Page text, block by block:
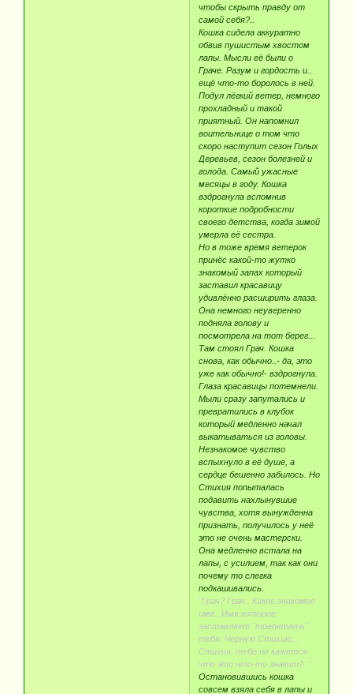
чтобы скрыть правду от
самой себя?..
Кошка сидела аккуратно
обвив пушистым хвостом
лапы. Мысли её были о
Граче. Разум и гордость и..
ещё что-то боролось в ней.
Подул лёгкий ветер, немного
прохладный и такой
приятный. Он напомнил
воительнице о том что
скоро наступит сезон Голых
Деревьев, сезон болезней и
голода. Самый ужасные
месяцы в году. Кошка
вздрогнула вспомнив
короткие подробности
своего детства, когда зимой
умерла её сестра.
Но в тоже время ветерок
принёс какой-то жутко
знакомый запах который
заставил красавицу
удивлённо расширить глаза.
Она немного неуверенно
подняла голову и
посмотрела на тот берег...
Там стоял Грач. Кошка
снова, как обычно..- да, это
уже как обычно!- вздрогнула.
Глаза красавицы потемнели.
Мыли сразу запутались и
превратились в клубок
который медленно начал
выкатываться из головы.
Незнакомое чувство
вспыхнуло в её душе, а
сердце бешенно забилось. Но
Стихия попыталась
подавить нахлынувшие
чувства, хотя вынужденна
признать, получилось у неё
это не очень мастерски.
Она медленно встала на
лапы, с усилием, так как они
почему то слегка
подкашивались.
"Грач? Грач.. Какое знакомое
имя.. Имя которое
заставляет "трепетать"
тебя, Чёрную Стихию...
Стихия, тебе не кажется
что это что-то значит?.."
Остановившись кошка
совсем взяла себя в лапы и